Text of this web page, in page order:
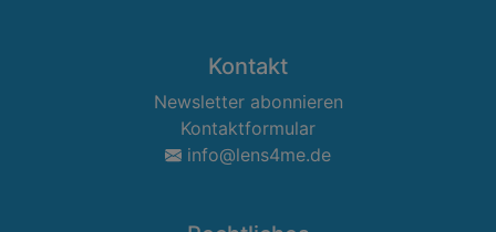
Kontakt
Newsletter abonnieren
Kontaktformular
info@lens4me.de